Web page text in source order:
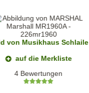
von Musikhaus Schlaile
auf die Merkliste
4 Bewertungen